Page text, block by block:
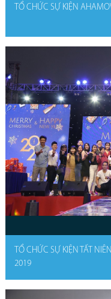
TỔ CHỨC SỰ KIỆN
TỔ CHỨC SỰ KIỆN TẤT
2019